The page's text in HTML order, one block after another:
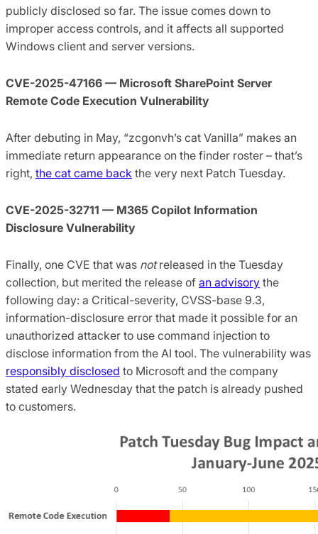
publicly disclosed so far. The issue comes down to
improper access controls, and it affects all supported
Windows client and server versions.
CVE-2025-47166 — Microsoft SharePoint Server
Remote Code Execution Vulnerability
After debuting in May, “zcgonvh’s cat Vanilla” makes an
immediate return appearance on the finder roster – that’s
right, the cat came back the very next Patch Tuesday.
CVE-2025-32711 — M365 Copilot Information
Disclosure Vulnerability
Finally, one CVE that was notreleased in the Tuesday
collection, but merited the release of an advisory the
following day: a Critical-severity, CVSS-base 9.3,
information-disclosure error that made it possible for an
unauthorized attacker to use command injection to
disclose information from the AI tool. The vulnerability was
responsibly disclosed to Microsoft and the company
stated early Wednesday that the patch is already pushed
to customers.